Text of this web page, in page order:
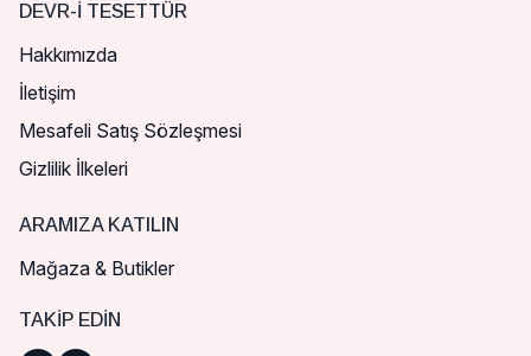
DEVR-I TESETTÜR
Hakkımızda
İletişim
Mesafeli Satış Sözleşmesi
Gizlilik İlkeleri
ARAMIZA KATILIN
Mağaza & Butikler
TAKIP EDIN